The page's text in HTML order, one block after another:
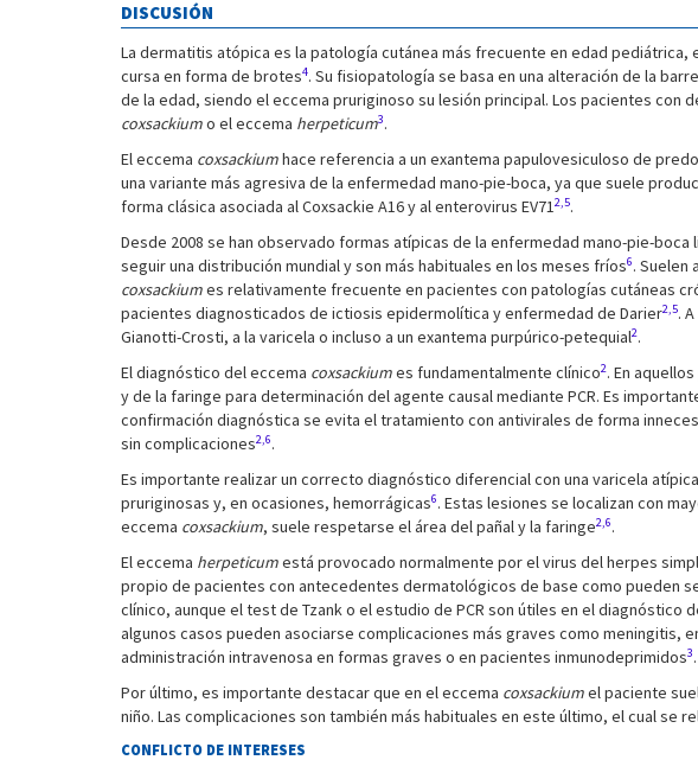
DISCUSIÓN
La dermatitis atópica es la patología cutánea más frecuente en edad pediátrica,
cursa en forma de brotes4. Su fisiopatología se basa en una alteración de la
de la edad, siendo el eccema pruriginoso su lesión principal. Los pacientes
coxsackiumo el eccema herpeticum3.
El eccema coxsackiumhace referencia a un exantema papulovesiculoso de
una variante más agresiva de la enfermedad mano-pie-boca, ya que suele
forma clásica asociada al Coxsackie A16 y al enterovirus EV712,5.
Desde 2008 se han observado formas atípicas de la enfermedad mano-pie-boca
seguir una distribución mundial y son más habituales en los meses fríos6. Suelen
coxsackiumes relativamente frecuente en pacientes con patologías cutáneas
pacientes diagnosticados de ictiosis epidermolítica y enfermedad de Darier2,5.
Gianotti-Crosti, a la varicela o incluso a un exantema purpúrico-petequial2.
El diagnóstico del eccema coxsackiumes fundamentalmente clínico2. En
y de la faringe para determinación del agente causal mediante PCR. Es
confirmación diagnóstica se evita el tratamiento con antivirales de forma
sin complicaciones2,6.
Es importante realizar un correcto diagnóstico diferencial con una varicela
pruriginosas y, en ocasiones, hemorrágicas6. Estas lesiones se localizan con
eccema coxsackium, suele respetarse el área del pañal y la faringe2,6.
El eccema herpeticumestá provocado normalmente por el virus del herpes
propio de pacientes con antecedentes dermatológicos de base como pueden
clínico, aunque el test de Tzank o el estudio de PCR son útiles en el diagnóstico
algunos casos pueden asociarse complicaciones más graves como meningitis,
administración intravenosa en formas graves o en pacientes inmunodeprimidos3.
Por último, es importante destacar que en el eccema coxsackiumel paciente
niño. Las complicaciones son también más habituales en este último, el cual se
CONFLICTO DE INTERESES